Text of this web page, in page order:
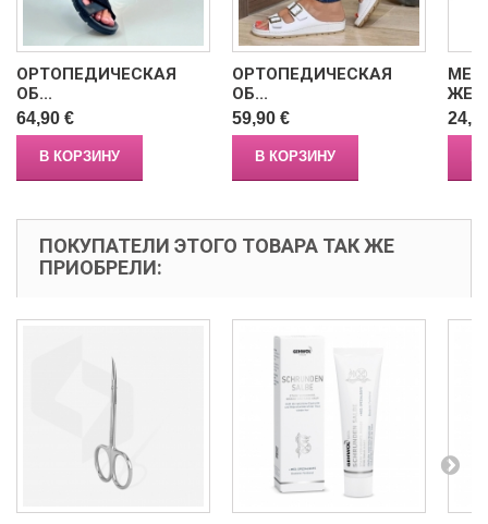
ОРТОПЕДИЧЕСКАЯ
ОБ...
64,90 €
В КОРЗИНУ
ОРТОПЕДИЧЕСКАЯ
ОБ...
59,90 €
В КОРЗИНУ
ПОКУПАТЕЛИ ЭТОГО ТОВАРА ТАК ЖЕ
ПРИОБРЕЛИ: